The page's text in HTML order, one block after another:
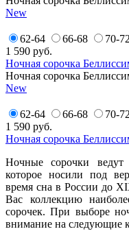
New
62-64 66-68 70-72
1 590 руб.
Ночная сорочка
Ночная сорочка
New
62-64 66-68 70-72
1 590 руб.
Ночная сорочка
Ночные сорочки ведут
которое носили под
время сна в России до
Вас коллекцию
сорочек. При выборе
внимание на следующие